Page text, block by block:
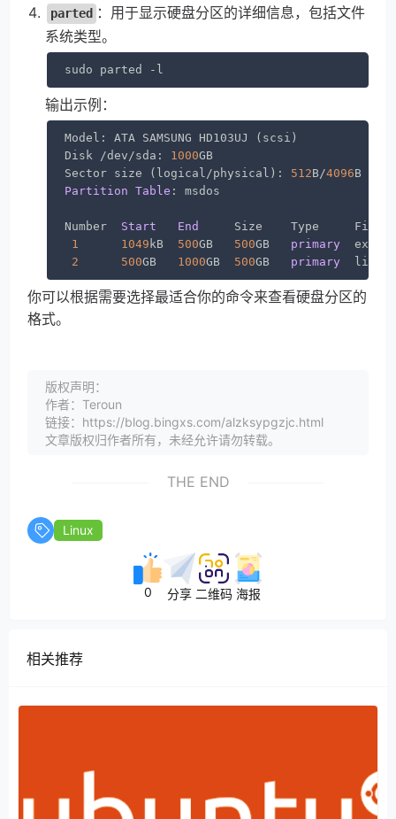
parted ：用于显示硬盘分区的详细信息，包括文件
系统类型。
sudo parted -l
输出示例：
Model: ATA SAMSUNG HD103UJ (scsi)
Disk /dev/sda: 1000GB
Sector size (logical/physical): 512B/4096
Partition Table : msdos
Number Start End
     Size    Type     File
1
1049 kB 500GB 500GB primary
  ext4
2
500GB 1000GB 500GB primary
  linux
你可以根据需要选择最适合你的命令来查看硬盘分区的
格式。
版权声明：
作者：Teroun
链接：https://blog.bingxs.com/alzksypgzjc.html
文章版权归作者所有，未经允许请勿转载。
THE END
Linux
0 分享 二维码 海报
相关推荐